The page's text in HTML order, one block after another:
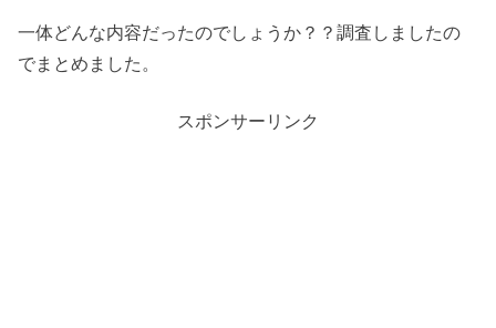
一体どんな内容だったのでしょうか？？調査しましたの
でまとめました。
スポンサーリンク